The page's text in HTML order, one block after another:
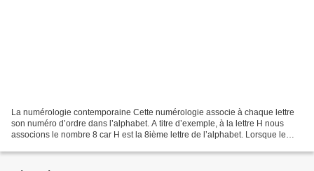
La numérologie contemporaine Cette numérologie associe à chaque lettre
son numéro d’ordre dans l’alphabet. A titre d’exemple, à la lettre H nous
associons le nombre 8 car H est la 8ième lettre de l’alphabet. Lorsque le